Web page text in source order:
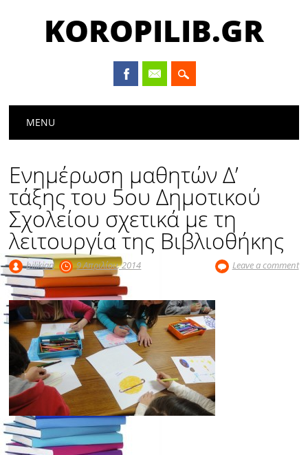
KOROPILIB.GR
Main menu
MENU
Ενημέρωση μαθητών Δ’
τάξης του 5ου Δημοτικού
Σχολείου σχετικά με τη
λειτουργία της Βιβλιοθήκης
bilikian 9 Απριλίου, 2014 Leave a comment